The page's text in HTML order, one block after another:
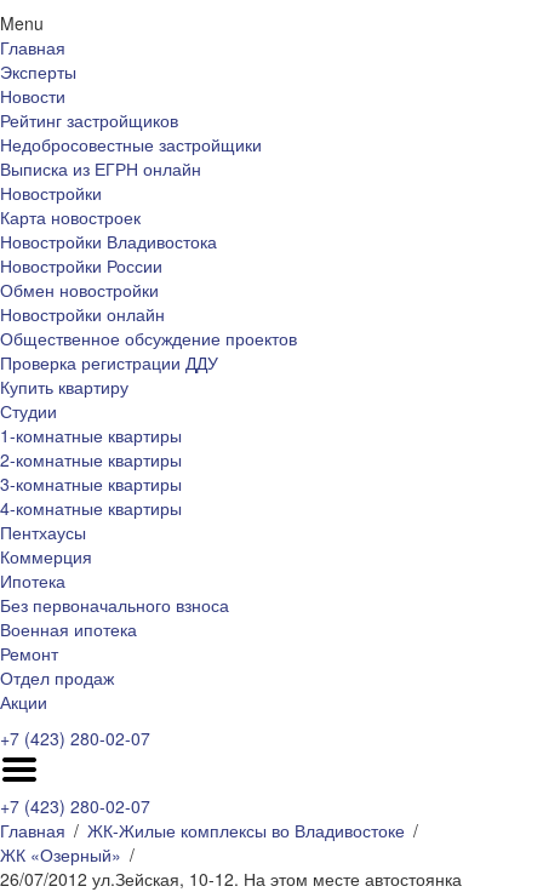
Menu
Главная
Эксперты
Новости
Рейтинг застройщиков
Недобросовестные застройщики
Выписка из ЕГРН онлайн
Новостройки
Карта новостроек
Новостройки Владивостока
Новостройки России
Обмен новостройки
Новостройки онлайн
Общественное обсуждение проектов
Проверка регистрации ДДУ
Купить квартиру
Студии
1-комнатные квартиры
2-комнатные квартиры
3-комнатные квартиры
4-комнатные квартиры
Пентхаусы
Коммерция
Ипотека
Без первоначального взноса
Военная ипотека
Ремонт
Отдел продаж
Акции
+7 (423) 280-02-07
+7 (423) 280-02-07
Главная
ЖК-Жилые комплексы во Владивостоке
ЖК «Озерный»
26/07/2012 ул.Зейская, 10-12. На этом месте автостоянка